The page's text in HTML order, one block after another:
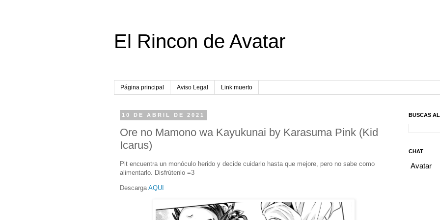
El Rincon de Avatar
Página principal Aviso Legal Link muerto
10 DE ABRIL DE 2021
Ore no Mamono wa Kayukunai by Karasuma Pink (Kid
Icarus)
Pit encuentra un monóculo herido y decide cuidarlo hasta que mejore, pero no sabe como
alimentarlo. Disfrútenlo =3
DescargaAQUI
BUSCAS
CHAT